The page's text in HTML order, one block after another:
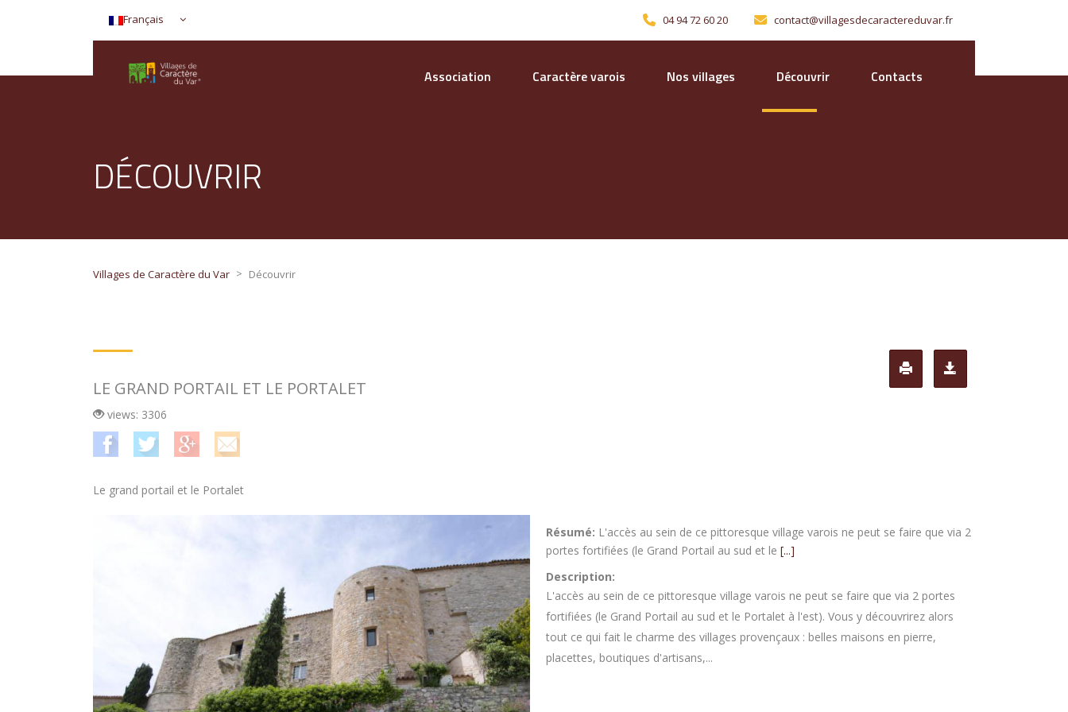
Français 04 94 72 60 20 contact@villagesdecaractereduvar.fr
Association Caractère varois Nos villages Découvrir Contacts
DÉCOUVRIR
Villages de Caractère du Var > Découvrir
LE GRAND PORTAIL ET LE PORTALET
views: 3306
Le grand portail et le Portalet
Résumé: L'accès au sein de ce pittoresque village varois ne peut se faire que via 2
portes fortifiées (le Grand Portail au sud et le [...]
Description:
L'accès au sein de ce pittoresque village varois ne peut se faire que via 2 portes
fortifiées (le Grand Portail au sud et le Portalet à l'est). Vous y découvrirez alors
tout ce qui fait le charme des villages provençaux : belles maisons en pierre,
placettes, boutiques d'artisans,...